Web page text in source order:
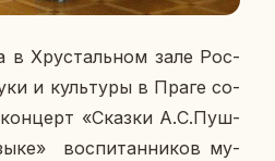
в Хру­сталь­ном зале Рос­
и куль­ту­ры в Праге со­
кон­церт «Сказки А.С.Пуш­
вос­пи­тан­ни­ков му­